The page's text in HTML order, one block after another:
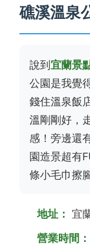
礁溪溫泉
說到宜蘭景
公園是我覺
錢住溫泉飯
溫剛剛好，
感！旁邊還
園造景超有
條小毛巾擦
地址：
宜
營業時間：